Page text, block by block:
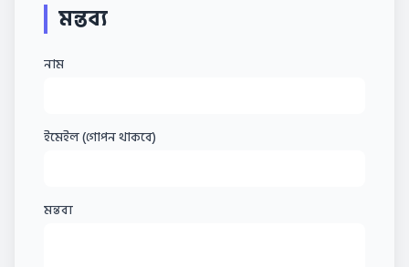
মন্তব্য
নাম
ইমেইল (গোপন থাকবে)
মন্তব্য